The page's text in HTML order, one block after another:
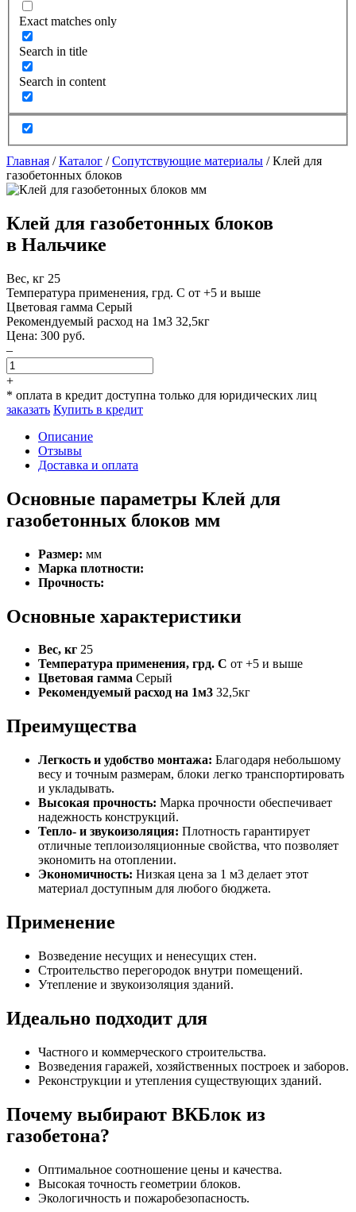
Exact matches only
Search in title
Search in content
Главная /Каталог /Сопутствующие материалы /Клей для
газобетонных блоков
Клей для газобетонных блоков
в Нальчике
Вес, кг 25
Температура применения, грд. С от +5 и выше
Цветовая гамма Серый
Рекомендуемый расход на 1м3 32,5кг
Цена: 300 руб.
–
+
* оплата в кредит доступна только для юридических лиц
заказать Купить в кредит
Описание
Отзывы
Доставка и оплата
Основные параметры Клей для
газобетонных блоков мм
Размер: мм
Марка плотности:
Прочность:
Основные характеристики
Вес, кг 25
Температура применения, грд. С от +5 и выше
Цветовая гамма Серый
Рекомендуемый расход на 1м3 32,5кг
Преимущества
Легкость и удобство монтажа: Благодаря небольшому
весу и точным размерам, блоки легко транспортировать
и укладывать.
Высокая прочность: Марка прочности обеспечивает
надежность конструкций.
Тепло- и звукоизоляция: Плотность гарантирует
отличные теплоизоляционные свойства, что позволяет
экономить на отоплении.
Экономичность: Низкая цена за 1 м3 делает этот
материал доступным для любого бюджета.
Применение
Возведение несущих и ненесущих стен.
Строительство перегородок внутри помещений.
Утепление и звукоизоляция зданий.
Идеально подходит для
Частного и коммерческого строительства.
Возведения гаражей, хозяйственных построек и заборов.
Реконструкции и утепления существующих зданий.
Почему выбирают ВКБлок из
газобетона?
Оптимальное соотношение цены и качества.
Высокая точность геометрии блоков.
Экологичность и пожаробезопасность.